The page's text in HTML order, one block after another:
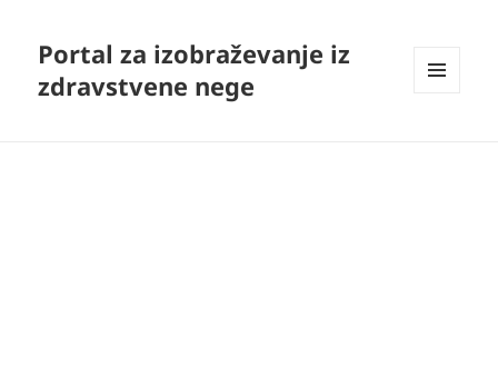
Portal za izobraževanje iz
zdravstvene nege